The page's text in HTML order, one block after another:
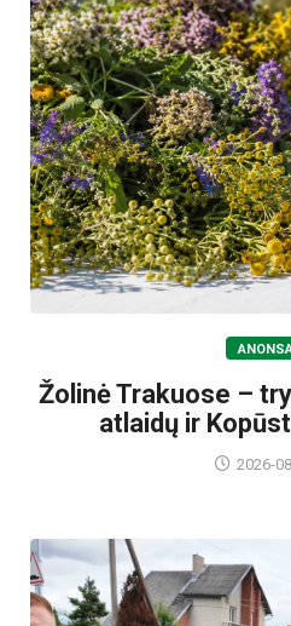
Žolinė Trakuose –
atlaidų ir
2026-